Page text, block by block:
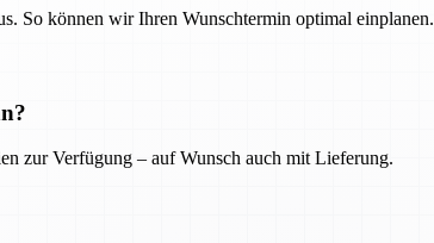
So können wir Ihren Wunschtermin optimal einplanen.
zur Verfügung – auf Wunsch auch mit Lieferung.